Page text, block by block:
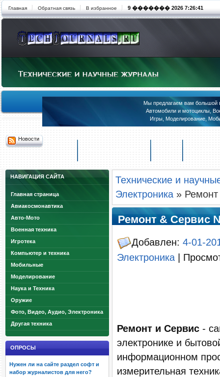
Главная Обратная связь В избранное 9 ������� 2026 7:26:41
Мы предлагаем вам большой
Автомобили и мотоциклы,
Игры, Моделирование,
Новости
НАВИГАЦИЯ САЙТА
Главная страница
Авиакосмонавтика
Авто-Мото
Военная техника
Игротека
Компьютер и техника
Мобильные
Моделирование
Наука и Техника
Оружие
Фото, Видео, Аудио, Электроника
Другая техника
ОПРОСЫ
Нужен ли на сайте раздел софт и
набор журналистов для него?
Технические и
Электроника »
Ремонт & Сервис
Добавлен: 4-01-
Электроника |
Ремонт и Сервис -
электронике и
информационном
измерительная